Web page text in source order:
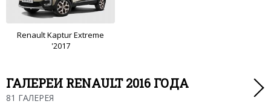
Renault Kaptur Extreme
'2017
ГАЛЕРЕИ RENAULT 2016 ГОДА
81 ГАЛЕРЕЯ